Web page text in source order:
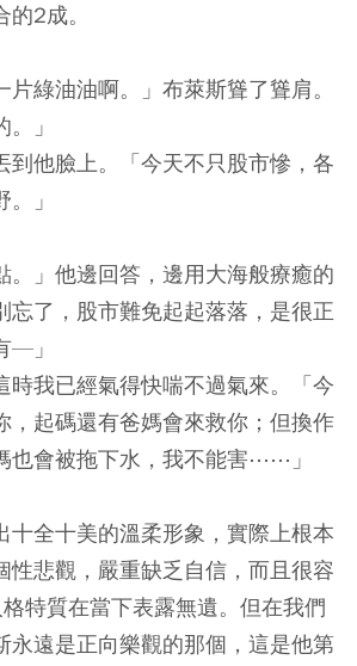
2成。
片綠油油啊。」布萊斯聳了聳肩。
」
到他臉上。「今天不只股市慘，各
」
。」他邊回答，邊用大海般療癒的
忘了，股市難免起起落落，是很正
—」
時我已經氣得快喘不過氣來。「今
，起碼還有爸媽會來救你；但換作
也會被拖下水，我不能害⋯⋯」
十全十美的溫柔形象，實際上根本
性悲觀，嚴重缺乏自信，而且很容
特質在當下表露無遺。但在我們
永遠是正向樂觀的那個，這是他第